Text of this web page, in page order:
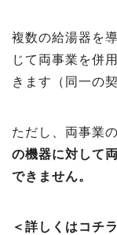
複数の給湯器を
じて両事業を併
きます（同一の
ただし、両事業
の機器に対して
できません。
＜詳しくはコチ